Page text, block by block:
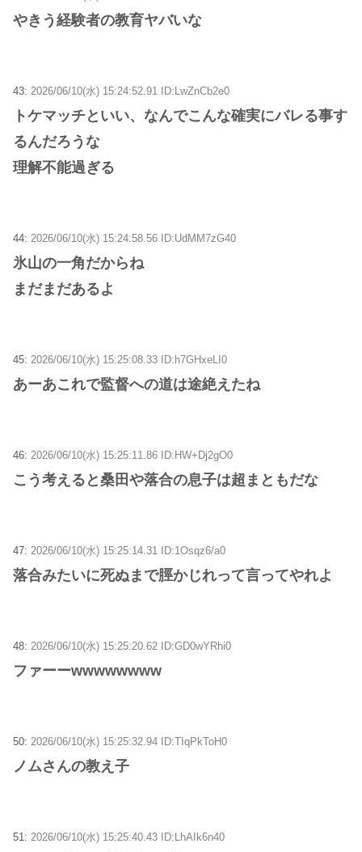
やきう経験者の教育ヤバいな
43: 2026/06/10(水) 15:24:52.91 ID:LwZnCb2e0
トケマッチといい、なんでこんな確実にバレる事す
るんだろうな
理解不能過ぎる
44: 2026/06/10(水) 15:24:58.56 ID:UdMM7zG40
氷山の一角だからね
まだまだあるよ
45: 2026/06/10(水) 15:25:08.33 ID:h7GHxeLI0
あーあこれで監督への道は途絶えたね
46: 2026/06/10(水) 15:25:11.86 ID:HW+Dj2gO0
こう考えると桑田や落合の息子は超まともだな
47: 2026/06/10(水) 15:25:14.31 ID:1Osqz6/a0
落合みたいに死ぬまで脛かじれって言ってやれよ
48: 2026/06/10(水) 15:25:20.62 ID:GD0wYRhi0
ファーーwwwwwwww
50: 2026/06/10(水) 15:25:32.94 ID:TIqPkToH0
ノムさんの教え子
51: 2026/06/10(水) 15:25:40.43 ID:LhAIk6n40